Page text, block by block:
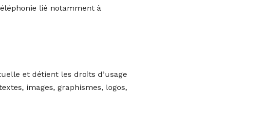
lié notamment à
et détient les droits d’usage
images, graphismes, logos,